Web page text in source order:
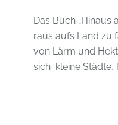
Das Buch „Hinaus
raus aufs Land zu
von Lärm und
sich kleine Städte,